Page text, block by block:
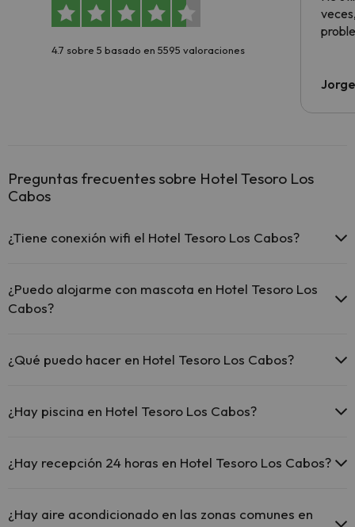
4.7 sobre 5 basado en 5595 valoraciones
Preguntas frecuentes sobre Hotel Tesoro Los
Cabos
¿Tiene conexión wifi el Hotel Tesoro Los Cabos?
hotel.
El Hotel Tesoro Los Cabos ofrece Wi-Fi gratuito en zonas
¿Puedo alojarme con mascota en Hotel Tesoro Los
Cabos?
¿Qué puedo hacer en Hotel Tesoro Los Cabos?
(algunas pueden ser de pago).
¿Hay piscina en Hotel Tesoro Los Cabos?
pago) Aquí tienes más info sobre la piscina y otras instalaciones.
Piscina al aire libre (toda la temporada)
¿Hay recepción 24 horas en Hotel Tesoro Los Cabos?
¿Hay aire acondicionado en las zonas comunes en